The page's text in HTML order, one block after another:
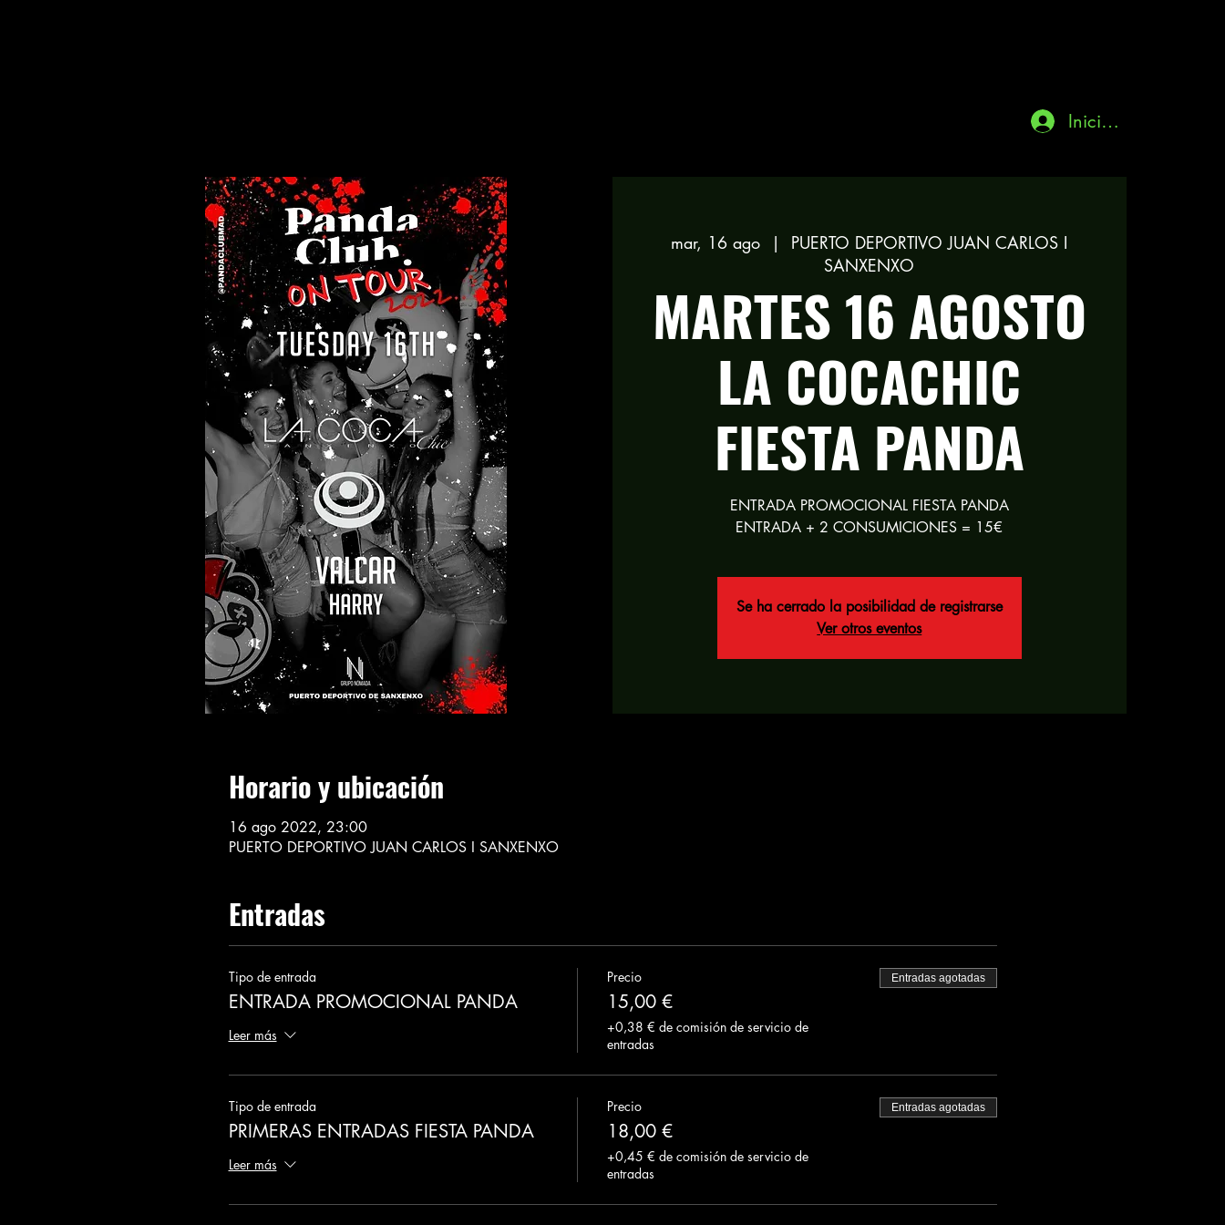
Iniciar sesión
mar, 16 ago
  |
PUERTO DEPORTIVO JUAN CARLOS I
SANXENXO
MARTES 16 AGOSTO
LA COCACHIC
FIESTA PANDA
ENTRADA PROMOCIONAL FIESTA PANDA
ENTRADA + 2 CONSUMICIONES = 15€
Se ha cerrado la posibilidad de registrarse
Ver otros eventos
Horario y ubicación
16 ago 2022, 23:00
PUERTO DEPORTIVO JUAN CARLOS I SANXENXO
Entradas
Tipo de entrada
ENTRADA PROMOCIONAL PANDA
Leer más
Precio
15,00 €
+0,38 € de comisión de servicio de
entradas
Entradas agotadas
Tipo de entrada
PRIMERAS ENTRADAS FIESTA PANDA
Leer más
Precio
18,00 €
+0,45 € de comisión de servicio de
entradas
Entradas agotadas